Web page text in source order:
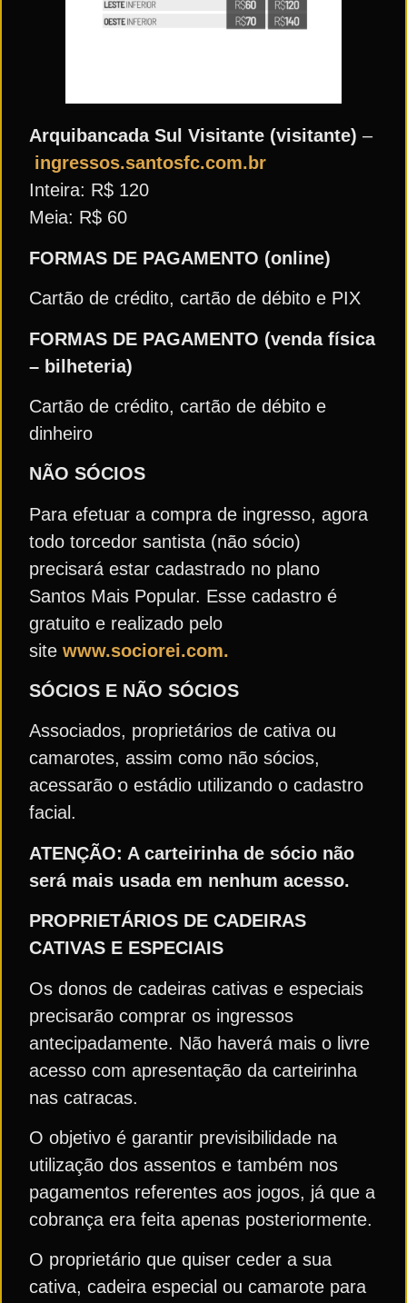
Arquibancada Sul Visitante (visitante) –
ingressos.santosfc.com.br
Inteira: R$ 120
Meia: R$ 60
FORMAS DE PAGAMENTO (online)
Cartão de crédito, cartão de débito e PIX
FORMAS DE PAGAMENTO (venda física
– bilheteria)
Cartão de crédito, cartão de débito e
dinheiro
NÃO SÓCIOS
Para efetuar a compra de ingresso, agora
todo torcedor santista (não sócio)
precisará estar cadastrado no plano
Santos Mais Popular. Esse cadastro é
gratuito e realizado pelo
site www.sociorei.com.
SÓCIOS E NÃO SÓCIOS
Associados, proprietários de cativa ou
camarotes, assim como não sócios,
acessarão o estádio utilizando o cadastro
facial.
ATENÇÃO: A carteirinha de sócio não
será mais usada em nenhum acesso.
PROPRIETÁRIOS DE CADEIRAS
CATIVAS E ESPECIAIS
Os donos de cadeiras cativas e especiais
precisarão comprar os ingressos
antecipadamente. Não haverá mais o livre
acesso com apresentação da carteirinha
nas catracas.
O objetivo é garantir previsibilidade na
utilização dos assentos e também nos
pagamentos referentes aos jogos, já que a
cobrança era feita apenas posteriormente.
O proprietário que quiser ceder a sua
cativa, cadeira especial ou camarote para